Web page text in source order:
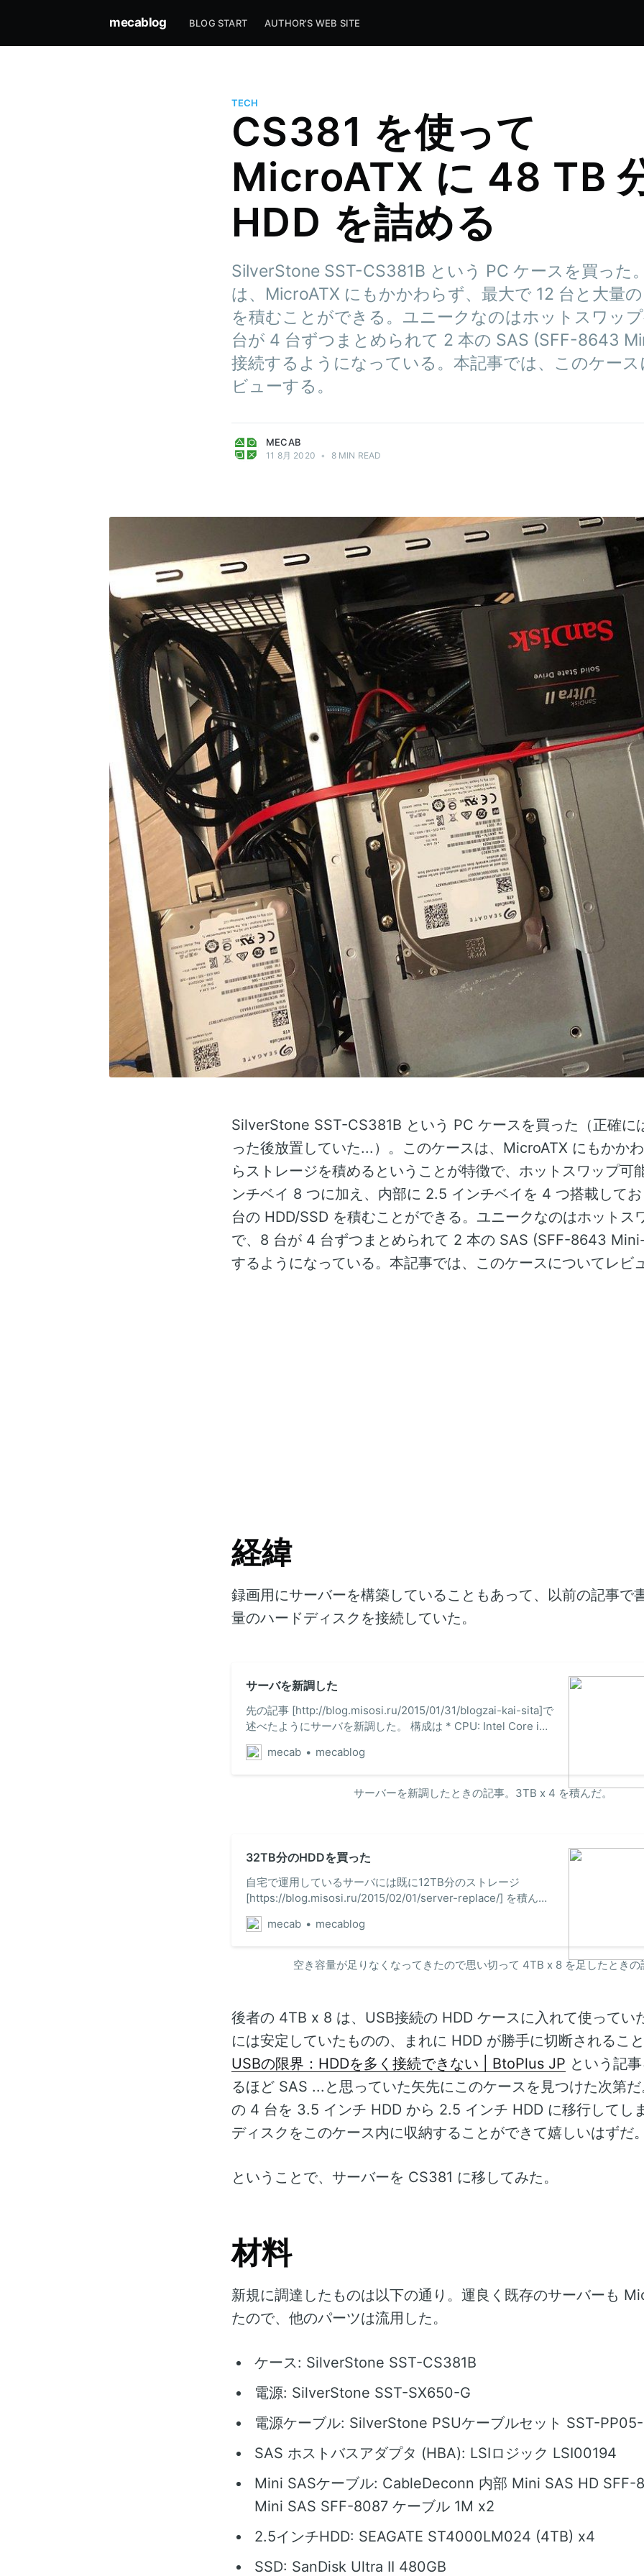
mecablog BLOG START AUTHOR'S WEB SITE
TECH
CS381 を使って
MicroATX に 48 TB
HDD を詰める
SilverStone SST-CS381B という PC ケースを買った
は、MicroATX にもかかわらず、最大で 12 台と大量
を積むことができる。ユニークなのはホットスワッ
台が 4 台ずつまとめられて 2 本の SAS (SFF-8643
接続するようになっている。本記事では、このケー
ビューする。
MECAB
11 8月 2020 • 8 MIN READ
SilverStone SST-CS381B という PC ケースを買った（正確に
った後放置していた...）。このケースは、MicroATX にもかか
らストレージを積めるということが特徴で、ホットスワップ可
ンチベイ 8 つに加え、内部に 2.5 インチベイを 4 つ搭載して
台の HDD/SSD を積むことができる。ユニークなのはホットス
で、8 台が 4 台ずつまとめられて 2 本の SAS (SFF-8643
するようになっている。本記事では、このケースについてレビ
経緯
録画用にサーバーを構築していることもあって、以前の記事で
量のハードディスクを接続していた。
サーバを新調した
先の記事 [http://blog.misosi.ru/2015/01/31/blogzai-kai-sita]で
述べたようにサーバを新調した。 構成は * CPU: Intel Core i3-
4130T (Haswell) * マザボ: ASUS B85M-G * メモリ: 16GB *
HDD: 13TB (3x4TB + 1TB) * ケース: Define Mini FA-CA-
前のものを使いまわしたので実質7万程度。最近は案外安いもの
mecab mecablog
サーバーを新調したときの記事。3TB x 4 を積んだ。
32TB分のHDDを買った
自宅で運用しているサーバには既に12TB分のストレージ
[https://blog.misosi.ru/2015/02/01/server-replace/] を積んで
いるが、最近は容量が枯渇してきていた。そのため、HDDを増
設することにした。せっかく増設するならば、しばらく容量に
たいと思って、4TBx8台ほど積むことにした。後に述べるとお
ケースも買う必要があった。8台詰めるケースとなるとその時点
で選択肢はか…
mecab mecablog
空き容量が足りなくなってきたので思い切って 4TB x 8 を足したときの
後者の 4TB x 8 は、USB接続の HDD ケースに入れて使ってい
には安定していたものの、まれに HDD が勝手に切断されること
USBの限界：HDDを多く接続できない | BtoPlus JP という記
るほど SAS ...と思っていた矢先にこのケースを見つけた次第
の 4 台を 3.5 インチ HDD から 2.5 インチ HDD に移行してし
ディスクをこのケース内に収納することができて嬉しいはずだ。
ということで、サーバーを CS381 に移してみた。
材料
新規に調達したものは以下の通り。運良く既存のサーバーも
たので、他のパーツは流用した。
ケース: SilverStone SST-CS381B
電源: SilverStone SST-SX650-G
電源ケーブル: SilverStone PSUケーブルセット SST-
SAS ホストバスアダプタ (HBA): LSIロジック LSI00194
Mini SASケーブル: CableDeconn 内部 Mini SAS HD SFF-
Mini SAS SFF-8087 ケーブル 1M x2
2.5インチHDD: SEAGATE ST4000LM024 (4TB) x4
SSD: SanDisk Ultra II 480GB